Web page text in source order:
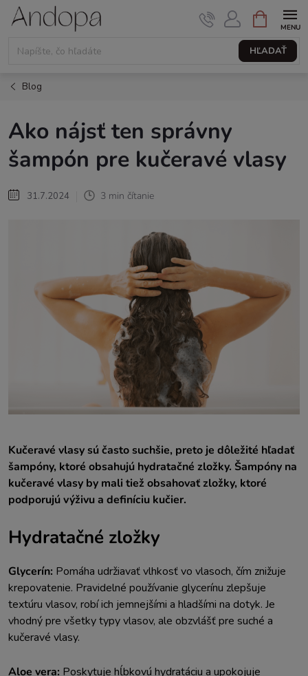
Prejsť
HĽADAŤ
NÁKUPNÝ
KOŠÍK
Blog
Ako nájsť ten správny
šampón pre kučeravé vlasy
31.7.2024 3 min čítanie
Kučeravé vlasy sú často suchšie, preto je dôležité hľadať
šampóny, ktoré obsahujú hydratačné zložky. Šampóny na
kučeravé vlasy by mali tiež obsahovať zložky, ktoré
podporujú výživu a definíciu kučier.
Hydratačné zložky
Glycerín: Pomáha udržiavať vlhkosť vo vlasoch, čím znižuje
krepovatenie. Pravidelné používanie glycerínu zlepšuje
textúru vlasov, robí ich jemnejšími a hladšími na dotyk. Je
vhodný pre všetky typy vlasov, ale obzvlášť pre suché a
kučeravé vlasy.
Aloe vera: Poskytuje hĺbkovú hydratáciu a upokojuje